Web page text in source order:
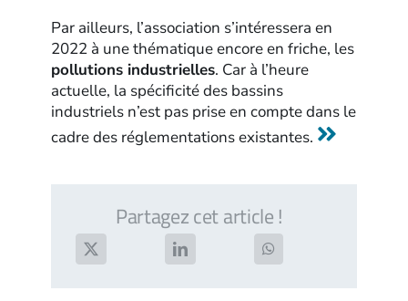
Par ailleurs, l’association s’intéressera en
2022 à une thématique encore en friche, les
pollutions industrielles. Car à l’heure
actuelle, la spécificité des bassins
industriels n’est pas prise en compte dans le
cadre des réglementations existantes.
Partagez cet article !